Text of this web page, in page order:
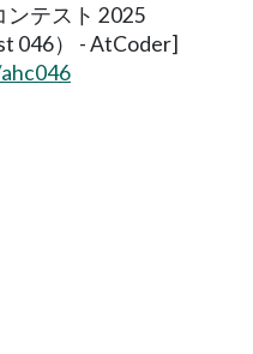
ンテスト 2025
046） - AtCoder]